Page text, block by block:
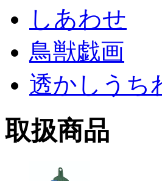
しあわせ
鳥獣戯画
透かしうち
取扱商品